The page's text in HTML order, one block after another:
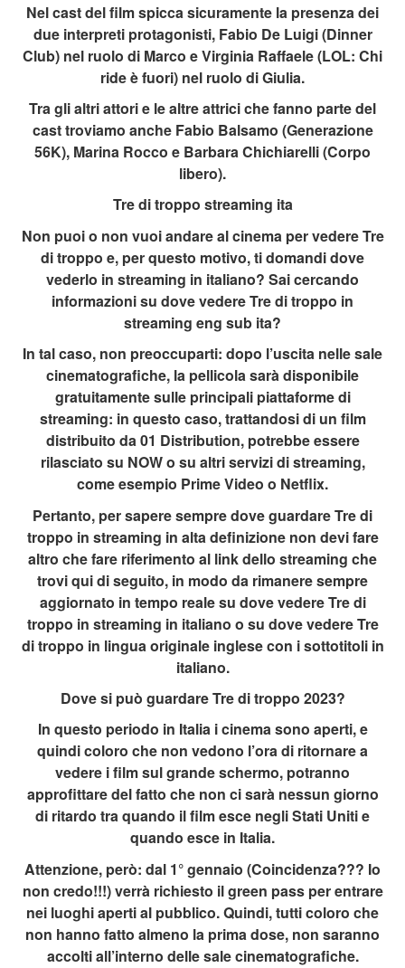
Nel cast del film spicca sicuramente la presenza dei
due interpreti protagonisti, Fabio De Luigi (Dinner
Club) nel ruolo di Marco e Virginia Raffaele (LOL: Chi
ride è fuori) nel ruolo di Giulia.
Tra gli altri attori e le altre attrici che fanno parte del
cast troviamo anche Fabio Balsamo (Generazione
56K), Marina Rocco e Barbara Chichiarelli (Corpo
libero).
Tre di troppo streaming ita
Non puoi o non vuoi andare al cinema per vedere Tre
di troppo e, per questo motivo, ti domandi dove
vederlo in streaming in italiano? Sai cercando
informazioni su dove vedere Tre di troppo in
streaming eng sub ita?
In tal caso, non preoccuparti: dopo l’uscita nelle sale
cinematografiche, la pellicola sarà disponibile
gratuitamente sulle principali piattaforme di
streaming: in questo caso, trattandosi di un film
distribuito da 01 Distribution, potrebbe essere
rilasciato su NOW o su altri servizi di streaming,
come esempio Prime Video o Netflix.
Pertanto, per sapere sempre dove guardare Tre di
troppo in streaming in alta definizione non devi fare
altro che fare riferimento al link dello streaming che
trovi qui di seguito, in modo da rimanere sempre
aggiornato in tempo reale su dove vedere Tre di
troppo in streaming in italiano o su dove vedere Tre
di troppo in lingua originale inglese con i sottotitoli in
italiano.
Dove si può guardare Tre di troppo 2023?
In questo periodo in Italia i cinema sono aperti, e
quindi coloro che non vedono l’ora di ritornare a
vedere i film sul grande schermo, potranno
approfittare del fatto che non ci sarà nessun giorno
di ritardo tra quando il film esce negli Stati Uniti e
quando esce in Italia.
Attenzione, però: dal 1° gennaio (Coincidenza??? Io
non credo!!!) verrà richiesto il green pass per entrare
nei luoghi aperti al pubblico. Quindi, tutti coloro che
non hanno fatto almeno la prima dose, non saranno
accolti all’interno delle sale cinematografiche.